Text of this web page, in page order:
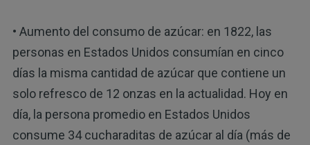
• Aumento del consumo de azúcar: en 1822, las
personas en Estados Unidos consumían en cinco
días la misma cantidad de azúcar que contiene un
solo refresco de 12 onzas en la actualidad. Hoy en
día, la persona promedio en Estados Unidos
consume 34 cucharaditas de azúcar al día (más de